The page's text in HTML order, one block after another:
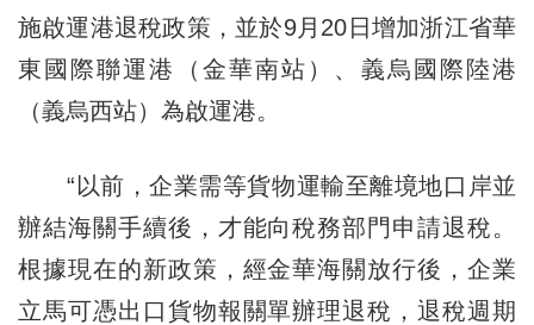
施啟運港退稅政策，並於9月20日增加浙江省華
東國際聯運港（金華南站）、義烏國際陸港
（義烏西站）為啟運港。
“以前，企業需等貨物運輸至離境地口岸並
辦結海關手續後，才能向稅務部門申請退稅。
根據現在的新政策，經金華海關放行後，企業
立馬可憑出口貨物報關單辦理退稅，退稅週期